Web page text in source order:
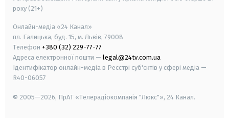
року (21+)
Онлайн-медіа «24 Канал»
пл. Галицька, буд. 15, м. Львів, 79008
Телефон +380 (32) 229-77-77
Адреса електронної пошти — legal@24tv.com.ua
Ідентифікатор онлайн-медіа в Реєстрі суб'єктів у сфері медіа —
R40-06057
© 2005—2026, ПрАТ «Телерадіокомпанія "Люкс"», 24 Канал.